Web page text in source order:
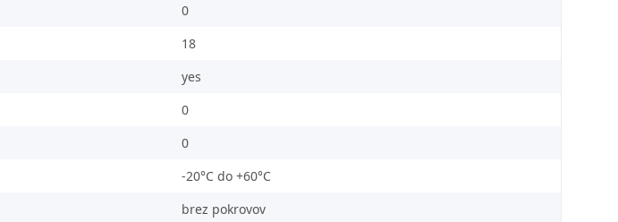
0
18
yes
0
0
-20°C do +60°C
brez pokrovov